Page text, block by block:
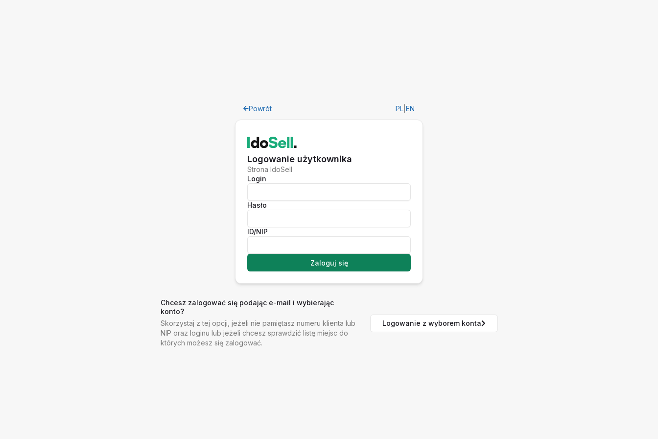
Powrót PL EN
Logowanie użytkownika
Strona IdoSell
Login
Hasło
ID/NIP
Zaloguj się
Chcesz zalogować się podając e-mail i wybierając
konto?
Skorzystaj z tej opcji, jeżeli nie pamiętasz numeru klienta lub
NIP oraz loginu lub jeżeli chcesz sprawdzić listę miejsc do
których możesz się zalogować.
Logowanie z wyborem konta